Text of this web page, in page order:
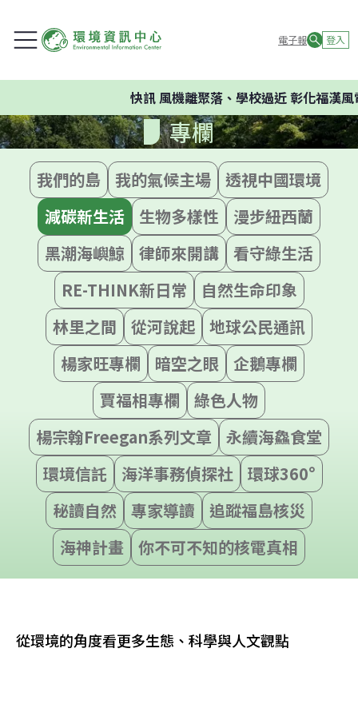
電子報 登入
快訊風機離聚落、學校過近 彰化福漢風
專欄
我們的島 我的氣候主場
透視中國環境
減碳新生活
生物多樣性
漫步紐西蘭
黑潮海嶼鯨
律師來開講
看守綠生活
RE-THINK新日常
自然生命印象
林里之間
從河說起
地球公民通訊
楊家旺專欄
暗空之眼
企鵝專欄
賈福相專欄
綠色人物
楊宗翰Freegan系列文章
永續海鱻食堂
環境信託
海洋事務偵探社
環球360°
秘讀自然
專家導讀
追蹤福島核災
海神計畫
你不可不知的核電真相
從環境的角度看更多生態、科學與人文觀點